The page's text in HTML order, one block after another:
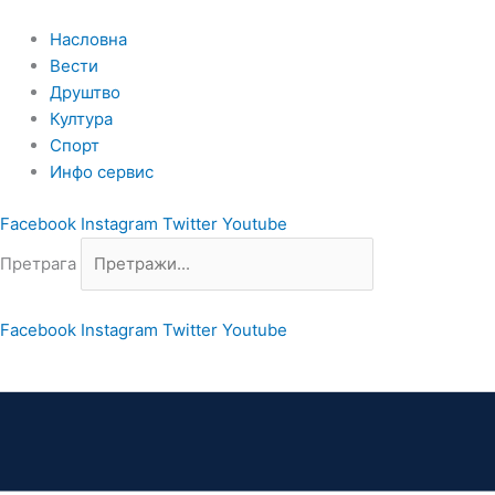
садржај
Насловна
Вести
Друштво
Култура
Спорт
Инфо сервис
Facebook Instagram Twitter Youtube
Претрага
Facebook Instagram Twitter Youtube